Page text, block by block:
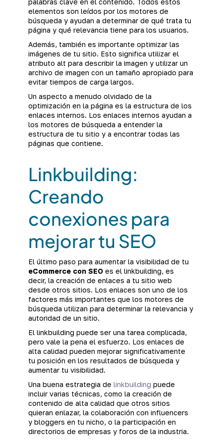
palabras clave en el contenido. Todos estos
elementos son leídos por los motores de
búsqueda y ayudan a determinar de qué trata tu
página y qué relevancia tiene para los usuarios.
Además, también es importante optimizar las
imágenes de tu sitio. Esto significa utilizar el
atributo alt para describir la imagen y utilizar un
archivo de imagen con un tamaño apropiado para
evitar tiempos de carga largos.
Un aspecto a menudo olvidado de la
optimización en la página es la estructura de los
enlaces internos. Los enlaces internos ayudan a
los motores de búsqueda a entender la
estructura de tu sitio y a encontrar todas las
páginas que contiene.
Linkbuilding:
Creando
conexiones para
mejorar tu SEO
El último paso para aumentar la visibilidad de tu
eCommerce con SEO es el linkbuilding, es
decir, la creación de enlaces a tu sitio web
desde otros sitios. Los enlaces son uno de los
factores más importantes que los motores de
búsqueda utilizan para determinar la relevancia y
autoridad de un sitio.
El linkbuilding puede ser una tarea complicada,
pero vale la pena el esfuerzo. Los enlaces de
alta calidad pueden mejorar significativamente
tu posición en los resultados de búsqueda y
aumentar tu visibilidad.
Una buena estrategia de linkbuildingpuede
incluir varias técnicas, como la creación de
contenido de alta calidad que otros sitios
quieran enlazar, la colaboración con influencers
y bloggers en tu nicho, o la participación en
directorios de empresas y foros de la industria.